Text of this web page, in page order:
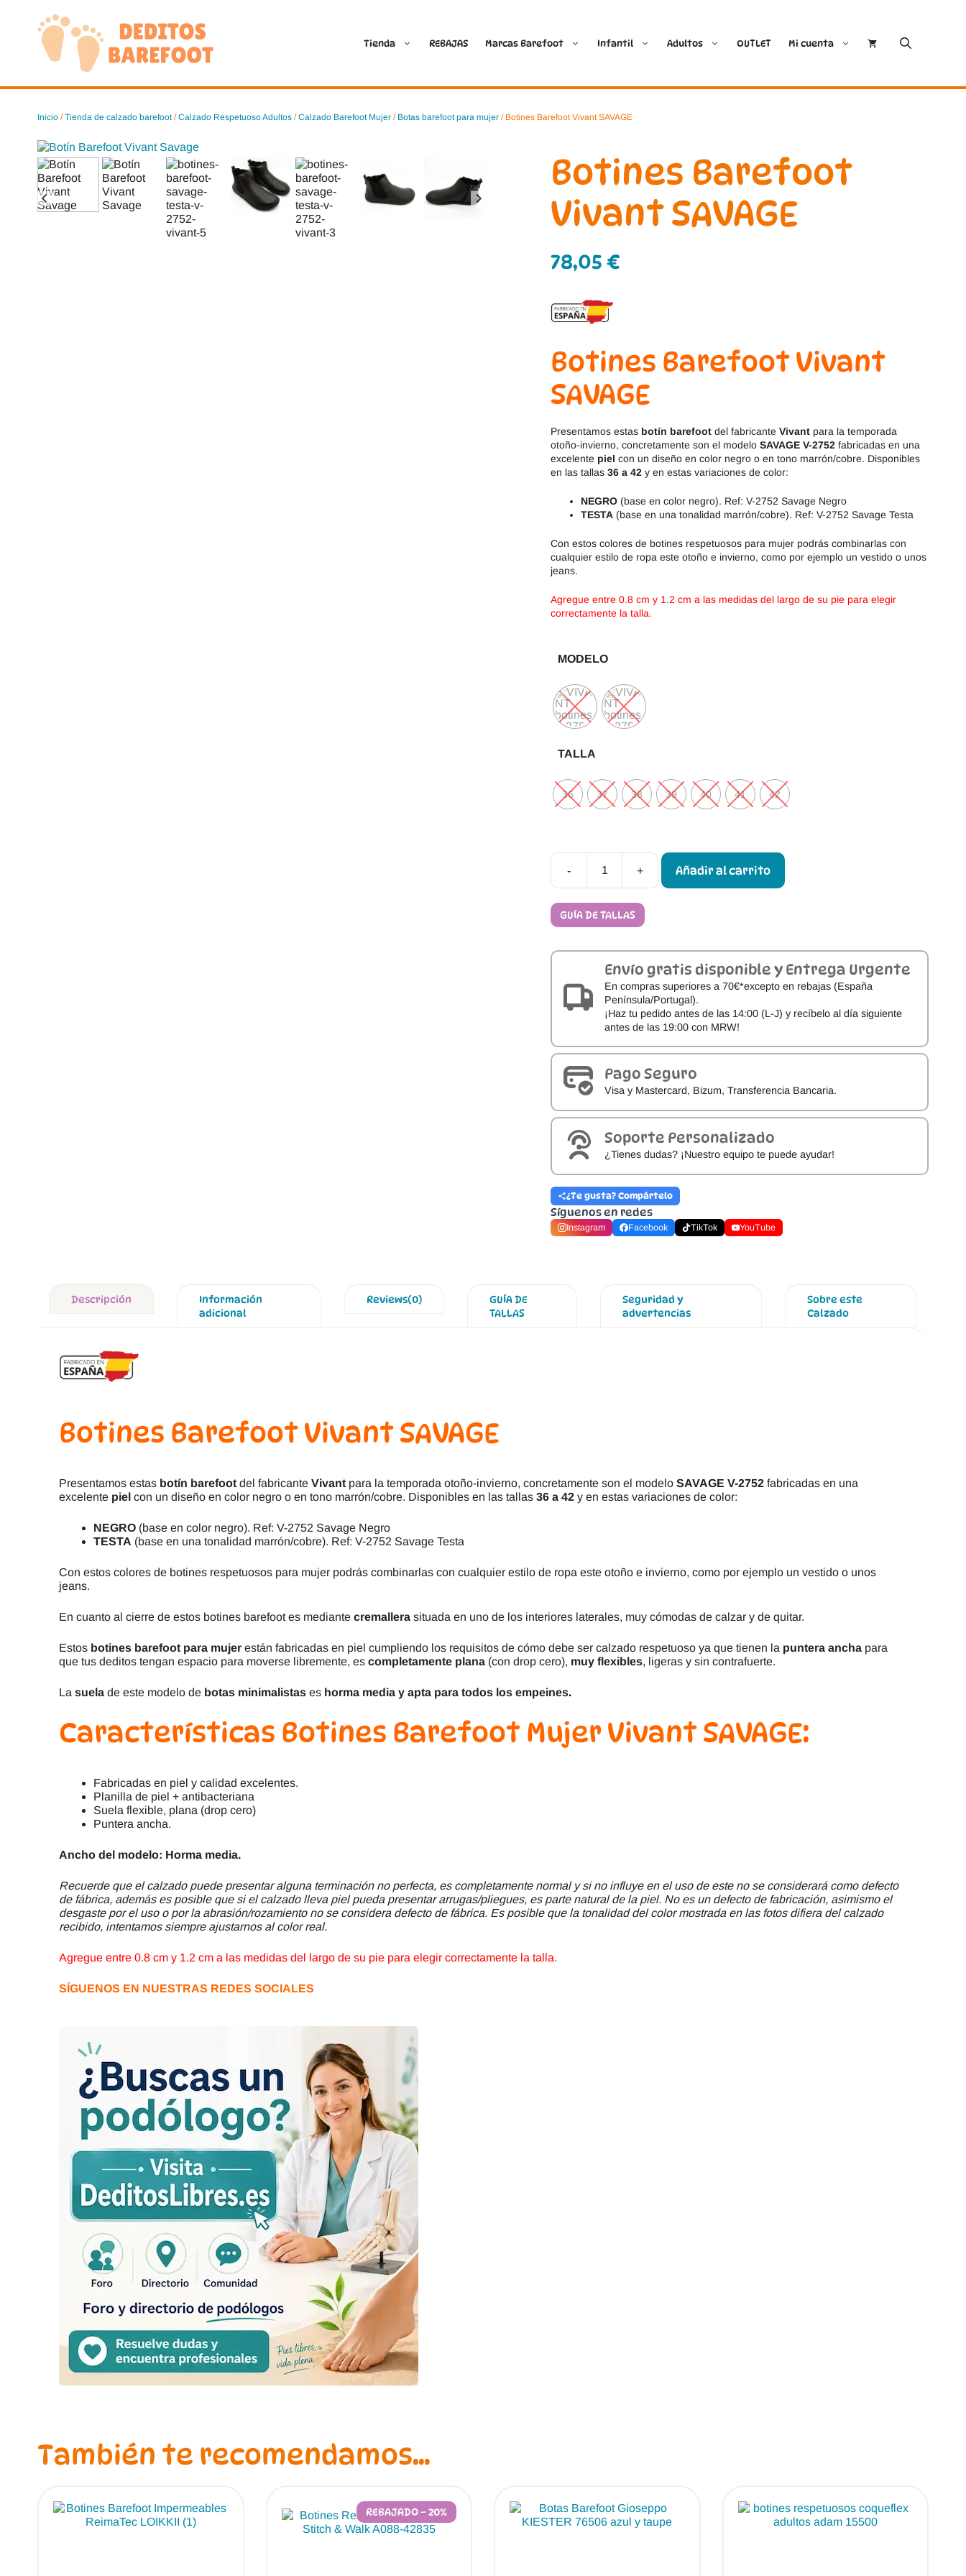
contenido
Tienda REBAJAS Marcas Barefoot
Ballop
Crave Barefoot
Batilas
Crecendo Deditos
Demax
OldSoles
Stitch & Walk
Vivant
Dodo Shoes
Igor
Reima
Titanitos
Zapy
Infantil Adultos OUTLET Mi cuenta
Inicio /Tienda de calzado barefoot/Calzado Respetuoso Adultos /Calzado Barefoot Mujer / Botas barefoot para mujer / Botines Barefoot Vivant SAVAGE
Botines Barefoot
Vivant SAVAGE
78,05 €
Botines Barefoot Vivant
SAVAGE
Presentamos estas botín barefoot del fabricante Vivant para la temporada
otoño-invierno, concretamente son el modelo SAVAGE V-2752 fabricadas en una
excelente piel con un diseño en color negro o en tono marrón/cobre. Disponibles
en las tallas 36 a 42 y en estas variaciones de color:
NEGRO (base en color negro). Ref: V-2752 Savage Negro
TESTA (base en una tonalidad marrón/cobre). Ref: V-2752 Savage Testa
Con estos colores de botines respetuosos para mujer podrás combinarlas con
cualquier estilo de ropa este otoño e invierno, como por ejemplo un vestido o unos
jeans.
Agregue entre 0.8 cm y 1.2 cm a las medidas del largo de su pie para elegir
correctamente la talla.
MODELO
TALLA
36 37 38 39 40 41 42
-
Botines
Barefoot
Vivant
SAVAGE
cantidad
+ Añadir al carrito
GUÍA DE TALLAS
Envío gratis disponible y Entrega Urgente
En compras superiores a 70€*excepto en rebajas (España
Península/Portugal).
¡Haz tu pedido antes de las 14:00 (L-J) y recíbelo al día siguiente
antes de las 19:00 con MRW!
Pago Seguro
Visa y Mastercard, Bizum, Transferencia Bancaria.
Soporte Personalizado
¿Tienes dudas? ¡Nuestro equipo te puede ayudar!
¿Te gusta? Compártelo
Síguenos en redes
Instagram Facebook TikTok YouTube
Descripción
Información
adicional
Reviews(0)
GUÍA DE
TALLAS
Seguridad y
advertencias
Sobre este
Calzado
Botines Barefoot Vivant SAVAGE
Presentamos estas botín barefoot del fabricante Vivant para la temporada otoño-invierno, concretamente son el modelo SAVAGE V-2752 fabricadas en una
excelente piel con un diseño en color negro o en tono marrón/cobre. Disponibles en las tallas 36 a 42 y en estas variaciones de color:
NEGRO (base en color negro). Ref: V-2752 Savage Negro
TESTA (base en una tonalidad marrón/cobre). Ref: V-2752 Savage Testa
Con estos colores de botines respetuosos para mujer podrás combinarlas con cualquier estilo de ropa este otoño e invierno, como por ejemplo un vestido o unos
jeans.
En cuanto al cierre de estos botines barefoot es mediante cremallera situada en uno de los interiores laterales, muy cómodas de calzar y de quitar.
Estos botines barefoot para mujer están fabricadas en piel cumpliendo los requisitos de cómo debe ser calzado respetuoso ya que tienen la puntera ancha para
que tus deditos tengan espacio para moverse libremente, es completamente plana (con drop cero), muy flexibles, ligeras y sin contrafuerte.
La suela de este modelo de botas minimalistas es horma media y apta para todos los empeines.
Características Botines Barefoot Mujer Vivant SAVAGE:
Fabricadas en piel y calidad excelentes.
Planilla de piel + antibacteriana
Suela flexible, plana (drop cero)
Puntera ancha.
Ancho del modelo: Horma media.
Recuerde que el calzado puede presentar alguna terminación no perfecta, es completamente normal y si no influye en el uso de este no se considerará como defecto
de fábrica, además es posible que si el calzado lleva piel pueda presentar arrugas/pliegues, es parte natural de la piel. No es un defecto de fabricación, asimismo el
desgaste por el uso o por la abrasión/rozamiento no se considera defecto de fábrica. Es posible que la tonalidad del color mostrada en las fotos difiera del calzado
recibido, intentamos siempre ajustarnos al color real.
Agregue entre 0.8 cm y 1.2 cm a las medidas del largo de su pie para elegir correctamente la talla.
SÍGUENOS EN NUESTRAS REDES SOCIALES
También te recomendamos…
REBAJADO – 20%